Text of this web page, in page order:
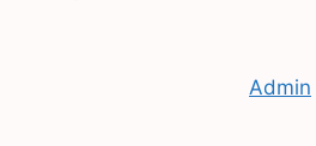
Admin